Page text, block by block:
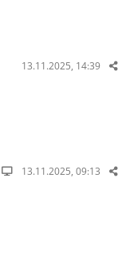
13.11.2025, 14:39
13.11.2025, 09:13